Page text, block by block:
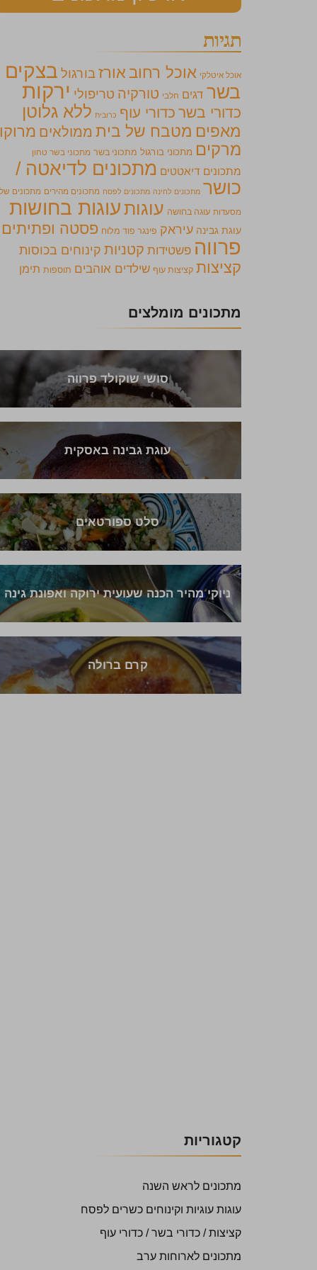
תגיות
אוכל איטלקי אוכל רחוב אורזבורגול בצקים
בשר דגים חלבי טורקיה טריפולי ירקות
כדורי בשר כדורי עוף כרובית ללא גלוטן
מאפים מטבח של בית ממולאים מרוקו
מרקים מתכוני בורגול מתכוני בשר מתכוני בשר טחון
מתכונים דיאטטים מתכונים לדיאטה /
כושר מתכונים לחינה מתכונים לפסח מתכונים מהירים מתכונים של
מסעדות עוגה בחושה עוגותעוגות בחושות
עוגת גבינה עיראק פינגר פוד מלוח פסטה ופתיתים
פרווה פשטידות קטניות קינוחים בכוסות
קציצות קציצות עוף שילדים אוהבים תוספות תימן
מתכונים מומלצים
סושי שוקולד פרווה
עוגת גבינה באסקית
סלט ספורטאים
ניוקי מהיר הכנה שעועית ירוקה ואפונת גינה
קרם ברולה
קטגוריות
מתכונים לראש השנה
עוגות עוגיות וקינוחים כשרים לפסח
קציצות / כדורי בשר / כדורי עוף
מתכונים לארוחות ערב